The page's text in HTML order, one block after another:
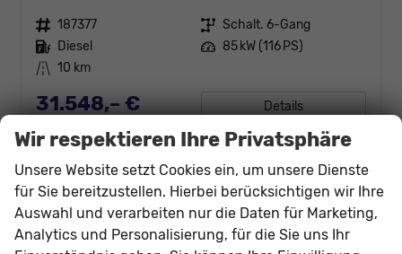
Fahrzeugnr. 187377 Getriebe Schalt. 6-Gang
Kraftstoff Diesel Leistung 85 kW (116 PS)
Kilometerstand 10 km
31.548,– € Details
Verbrauch kombiniert:4,70 l/100km
CO
-Emissionen:124,00 g/km
Wir respektieren Ihre Privatsphäre
Unsere Website setzt Cookies ein, um unsere Dienste
für Sie bereitzustellen. Hierbei berücksichtigen wir Ihre
Auswahl und verarbeiten nur die Daten für Marketing,
Analytics und Personalisierung, für die Sie uns Ihr